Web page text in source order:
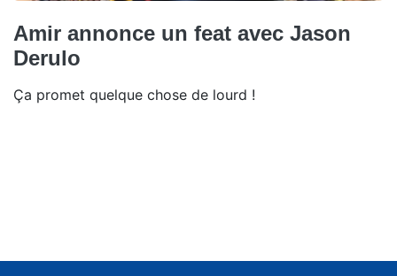
Amir annonce un feat avec Jason
Derulo
Ça promet quelque chose de lourd !